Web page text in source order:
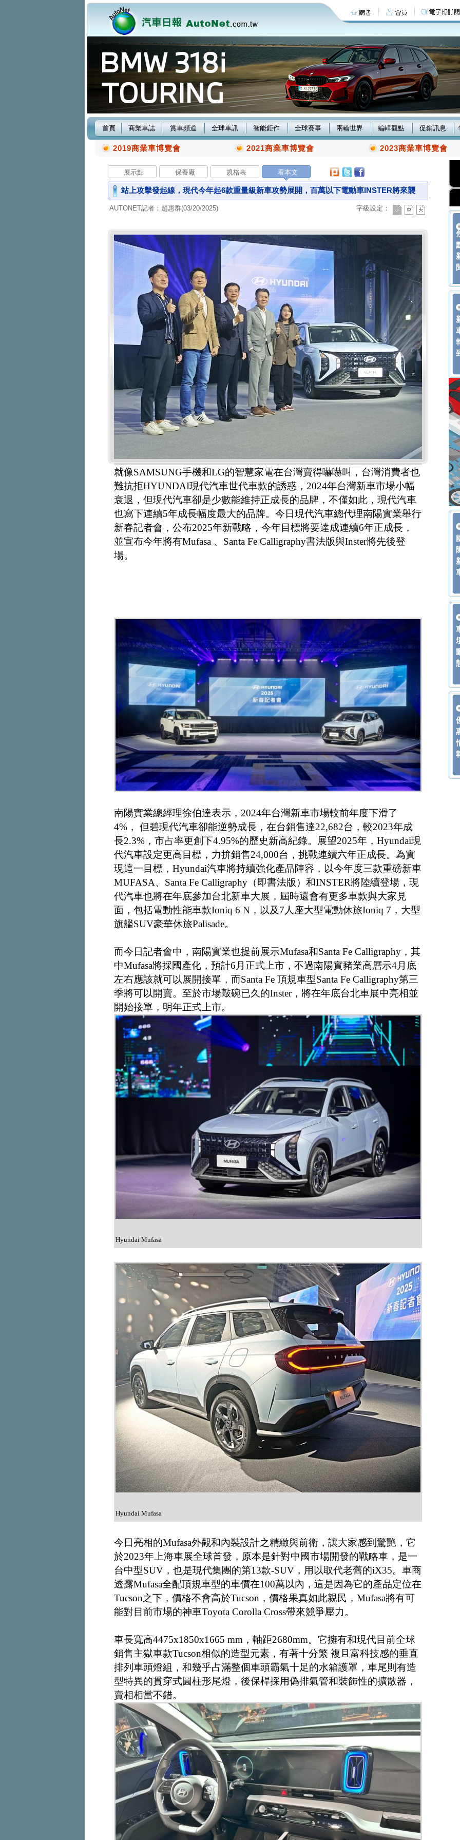
首頁 商業車誌 賞車頻道 全球車訊 智能鉅作 全球賽事 兩輪世界 編輯觀點 促銷訊息
2019商業車博覽會 2021商業車博覽會 2023商業車博覽會
展示點 保養廠 規格表 看本文
站上攻擊發起線，現代今年起6款重量級新車攻勢展開，百萬以下電動車INSTER將來襲
AUTONET記者：趙惠群(03/20/2025) 字級設定：
就像SAMSUNG手機和LG的智慧家電在台灣賣得嚇嚇叫，台灣消費者也
難抗拒HYUNDAI現代汽車世代車款的誘惑，2024年台灣新車市場小幅
衰退，但現代汽車卻是少數能維持正成長的品牌，不僅如此，現代汽車
也寫下連續5年成長幅度最大的品牌。今日現代汽車總代理南陽實業舉行
新春記者會，公布2025年新戰略，今年目標將要達成連續6年正成長，
並宣布今年將有Mufasa 、Santa Fe Calligraphy書法版與Inster將先後登
場。
南陽實業總經理徐伯達表示，2024年台灣新車市場較前年度下滑了
4%， 但碧現代汽車卻能逆勢成長，在台銷售達22,682台，較2023年成
長2.3%，市占率更創下4.95%的歷史新高紀錄。展望2025年，Hyundai現
代汽車設定更高目標，力拚銷售24,000台，挑戰連續六年正成長。為實
現這一目標，Hyundai汽車將持續強化產品陣容，以今年度三款重磅新車
MUFASA、Santa Fe Calligraphy（即書法版）和INSTER將陸續登場，現
代汽車也將在年底參加台北新車大展，屆時還會有更多車款與大家見
面，包括電動性能車款Ioniq 6 N，以及7人座大型電動休旅Ioniq 7，大型
旗艦SUV豪華休旅Palisade。
而今日記者會中，南陽實業也提前展示Mufasa和Santa Fe Calligraphy，其
中Mufasa將採國產化，預計6月正式上市，不過南陽實豬業高層示4月底
左右應該就可以展開接單，而Santa Fe 頂規車型Santa Fe Calligraphy第三
季將可以開賣。至於市場敲碗已久的Inster，將在年底台北車展中亮相並
開始接單，明年正式上市。
Hyundai Mufasa
Hyundai Mufasa
今日亮相的Mufasa外觀和內裝設計之精緻與前衛，讓大家感到驚艷，它
於2023年上海車展全球首發，原本是針對中國市場開發的戰略車，是一
台中型SUV，也是現代集團的第13款-SUV，用以取代老舊的iX35。車商
透露Mufasa全配頂規車型的車價在100萬以內，這是因為它的產品定位在
Tucson之下，價格不會高於Tucson，價格果真如此親民，Mufasa將有可
能對目前市場的神車Toyota Corolla Cross帶來競爭壓力。
車長寬高4475x1850x1665 mm，軸距2680mm。它擁有和現代目前全球
銷售主獄車款Tucson相似的造型元素，有著十分繁 複且富科技感的垂直
排列車頭燈組，和幾乎占滿整個車頭霸氣十足的水箱護罩，車尾則有造
型特異的貫穿式圓柱形尾燈，後保桿採用偽排氣管和裝飾性的擴散器，
賣相相當不錯。